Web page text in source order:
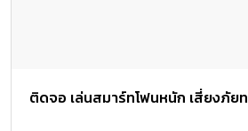
ติดจอ เล่นสมาร์ทโฟนหนัก เสี่ยงภัย